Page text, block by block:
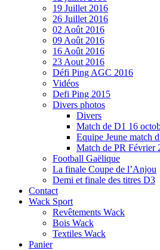
19 Juillet 2016
26 Juillet 2016
02 Août 2016
09 Août 2016
16 Août 2016
23 Aout 2016
Défi Ping AGC 2016
Vidéos
Defi Ping 2015
Divers photos
Divers
Match de D1 16
Equipe Jeune match
Match de PR Février
Football Gaëlique
La finale Coupe de l’Anjou
Demi et finale des titres D3
Contact
Wack Sport
Revêtements Wack
Bois Wack
Textiles Wack
Panier